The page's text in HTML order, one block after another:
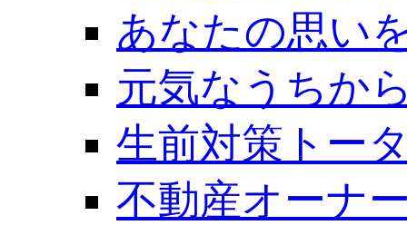
あなたの思い
元気なうちか
生前対策トー
不動産オーナ